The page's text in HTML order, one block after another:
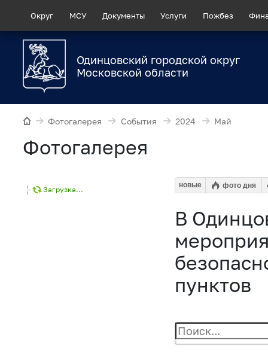
Округ МСУ Документы Услуги Пожбез
Одинцовский городской округ
Московской области
Фотогалерея События 2024 Май
Фотогалерея
Загрузка...
новые фото дня
В
пунктов